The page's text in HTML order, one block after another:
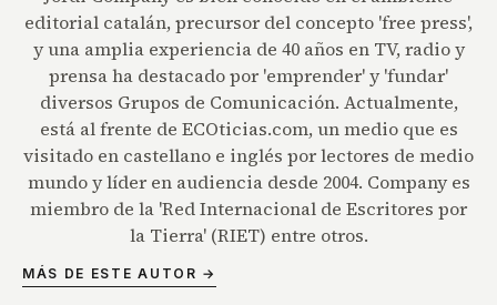
editorial catalán, precursor del concepto 'free press',
y una amplia experiencia de 40 años en TV, radio y
prensa ha destacado por 'emprender' y 'fundar'
diversos Grupos de Comunicación. Actualmente,
está al frente de ECOticias.com, un medio que es
visitado en castellano e inglés por lectores de medio
mundo y líder en audiencia desde 2004. Company es
miembro de la 'Red Internacional de Escritores por
la Tierra' (RIET) entre otros.
MÁS DE ESTE AUTOR →